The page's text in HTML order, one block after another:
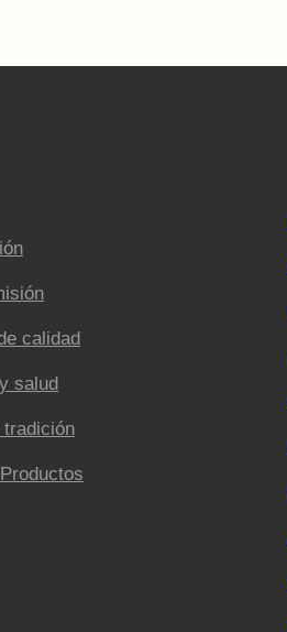
calidad
salud
tradición